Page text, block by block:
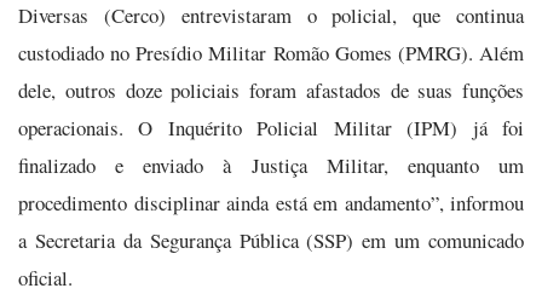
Diversas (Cerco) entrevistaram o policial, que continua
custodiado no Presídio Militar Romão Gomes (PMRG). Além
dele, outros doze policiais foram afastados de suas funções
operacionais. O Inquérito Policial Militar (IPM) já foi
finalizado e enviado à Justiça Militar, enquanto um
procedimento disciplinar ainda está em andamento”, informou
a Secretaria da Segurança Pública (SSP) em um comunicado
oficial.